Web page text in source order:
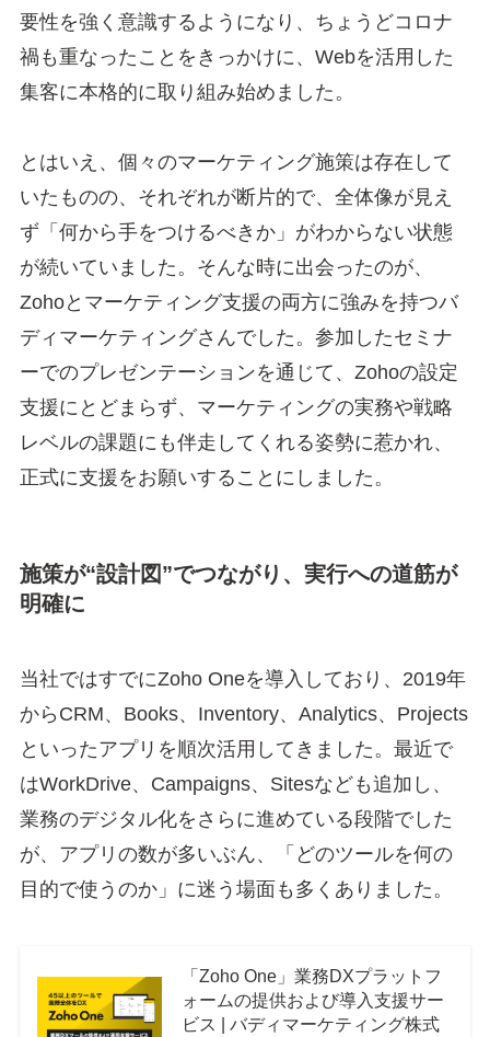
要性を強く意識するようになり、ちょうどコロナ
禍も重なったことをきっかけに、Webを活用した
集客に本格的に取り組み始めました。
とはいえ、個々のマーケティング施策は存在して
いたものの、それぞれが断片的で、全体像が見え
ず「何から手をつけるべきか」がわからない状態
が続いていました。そんな時に出会ったのが、
Zohoとマーケティング支援の両方に強みを持つバ
ディマーケティングさんでした。参加したセミナ
ーでのプレゼンテーションを通じて、Zohoの設定
支援にとどまらず、マーケティングの実務や戦略
レベルの課題にも伴走してくれる姿勢に惹かれ、
正式に支援をお願いすることにしました。
施策が“設計図”でつながり、実行への道筋が
明確に
当社ではすでにZoho Oneを導入しており、2019年
からCRM、Books、Inventory、Analytics、Projects
といったアプリを順次活用してきました。最近で
はWorkDrive、Campaigns、Sitesなども追加し、
業務のデジタル化をさらに進めている段階でした
が、アプリの数が多いぶん、「どのツールを何の
目的で使うのか」に迷う場面も多くありました。
「Zoho One」業務DXプラットフ
ォームの提供および導入支援サー
ビス | バディマーケティング株式